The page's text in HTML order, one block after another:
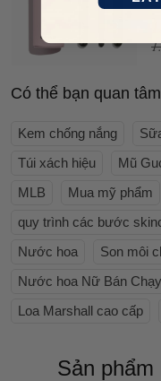
Có thể bạn quan tâm
Kem chống nắng
Túi xách hiệu
Mũ
MLB
Mua mỹ phẩm
quy trình các bước
Nước hoa
Son môi
Nước hoa Nữ Bán Chạy
Loa Marshall cao cấp
Sản phẩm